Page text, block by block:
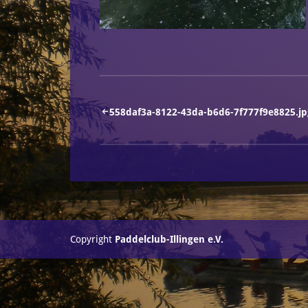
Beitragsnavigation
558daf3a-8122-43da-b6d6-
Copyright Paddelclub-Illingen e.V.